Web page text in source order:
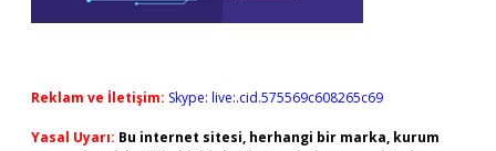
Reklam ve İletişim: Skype: live:.cid.575569c608265c69
Yasal Uyarı: Bu internet sitesi, herhangi bir marka, kurum